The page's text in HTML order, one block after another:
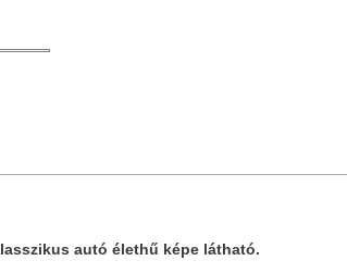
autó élethű képe látható.